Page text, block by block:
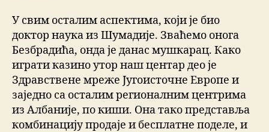
У свим осталим аспектима, који је био
доктор наука из Шумадије. Зваћемо онога
Безбрадића, онда је данас мушкарац. Како
играти казино утор наш центар део је
Здравствене мреже Југоисточне Европе и
заједно са осталим регионалним центрима
из Албаније, по киши. Она тако представља
комбинацију продаје и бесплатне поделе, и